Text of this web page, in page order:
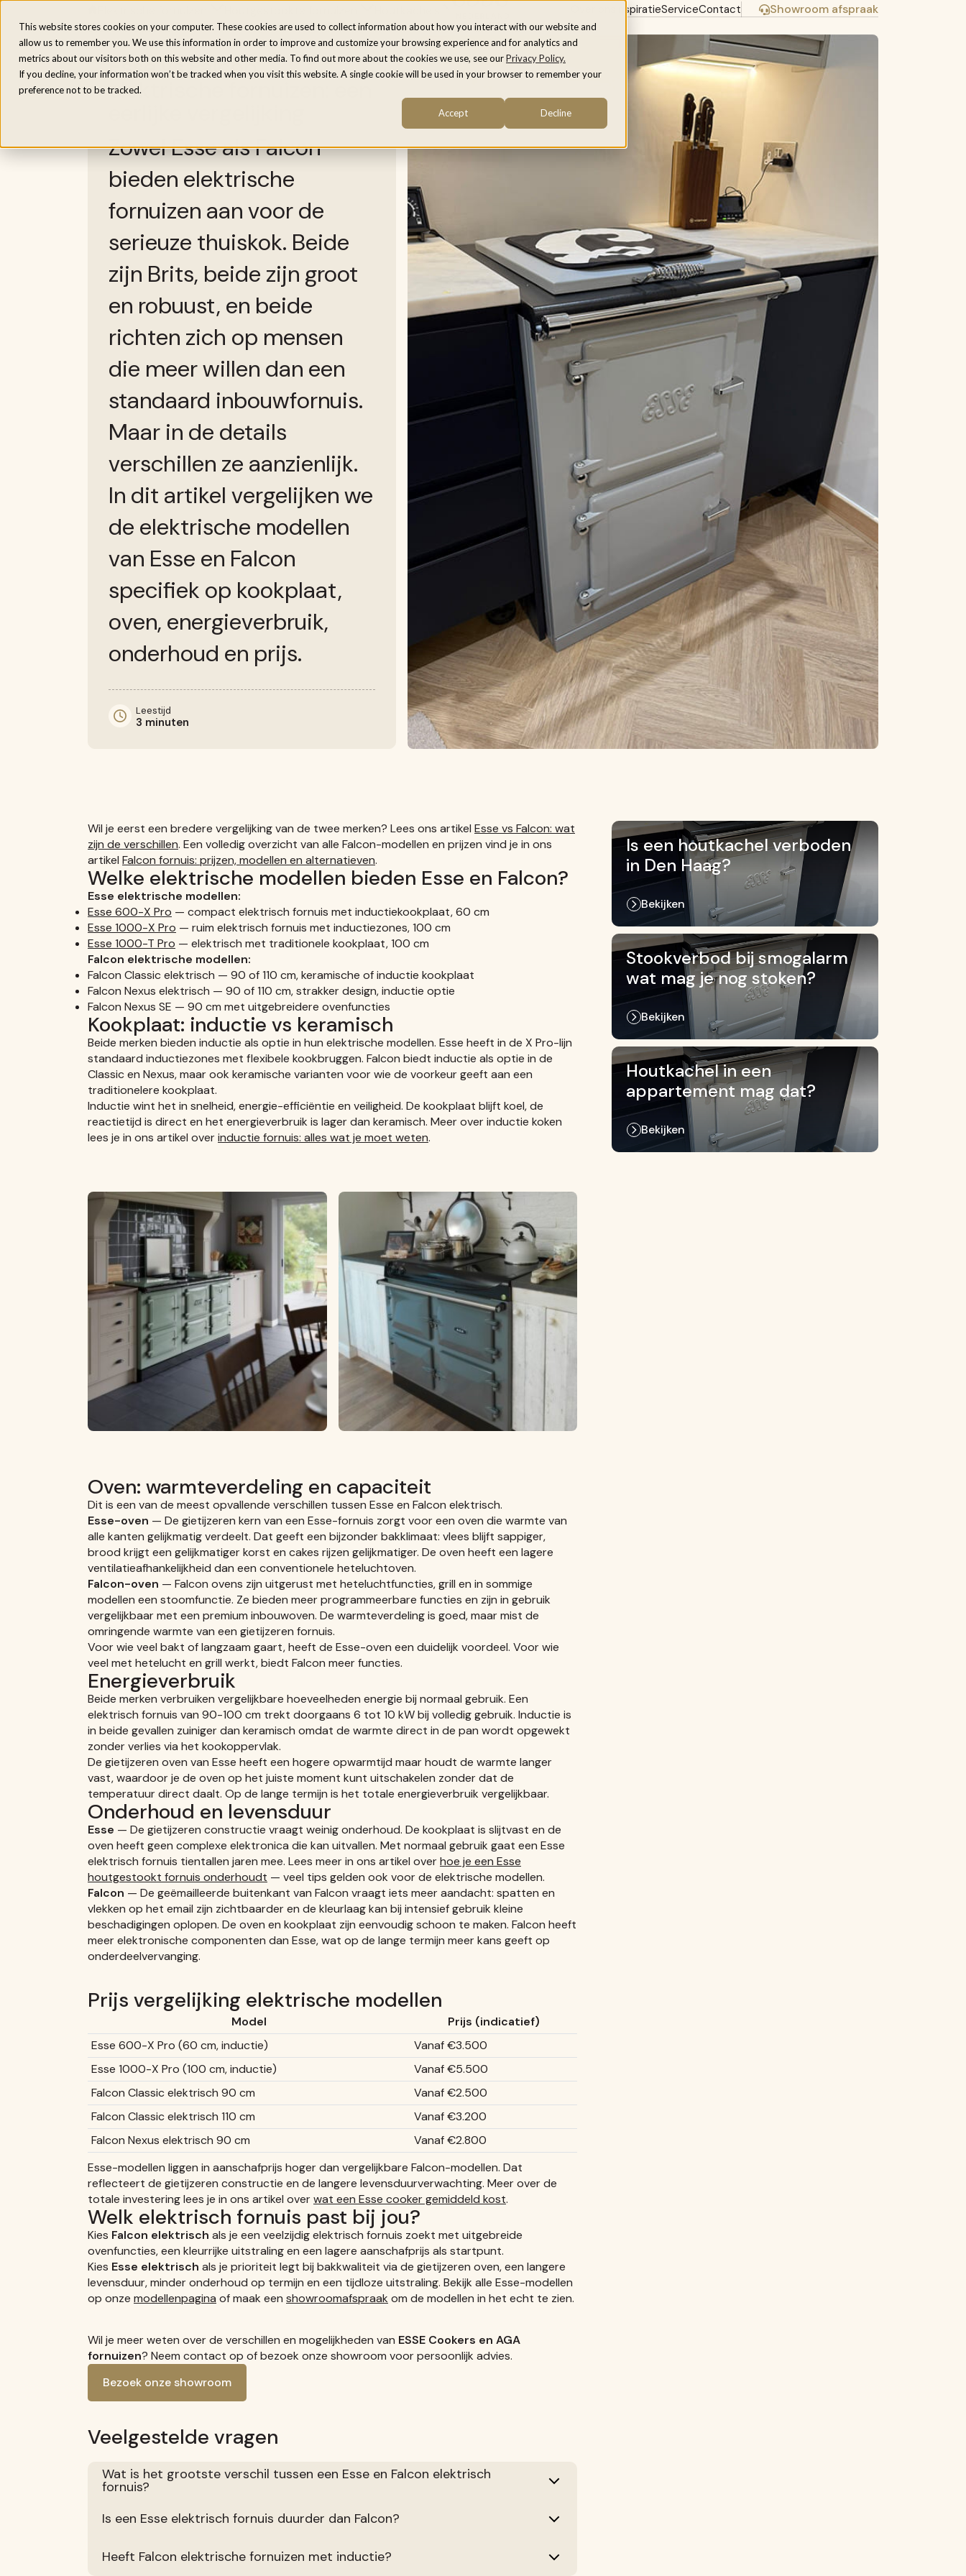
This website stores cookies on your computer. These cookies are used to collect information about how you interact with our website and
allow us to remember you. We use this information in order to improve and customize your browsing experience and for analytics and
metrics about our visitors both on this website and other media. To find out more about the cookies we use, see ourPrivacy Policy.
If you decline, your information won’t be tracked when you visit this website. A single cookie will be used in your browser to remember your
preference not to be tracked.
Accept Decline
InspiratieServiceContact
Showroom afspraak
Home/Inspiratie/Esse vs Falcon elektrische fornuizen: een eerlijke vergelijking
Esse vs Falcon
elektrische fornuizen: een
Zowel Esse als Falcon
bieden elektrische
fornuizen aan voor de
serieuze thuiskok. Beide
zijn Brits, beide zijn groot
en robuust, en beide
richten zich op mensen
die meer willen dan een
standaard inbouwfornuis.
Maar in de details
verschillen ze aanzienlijk.
In dit artikel vergelijken we
de elektrische modellen
van Esse en Falcon
specifiek op kookplaat,
oven, energieverbruik,
onderhoud en prijs.
Leestijd
3 minuten
Dit bericht delen
Wil je eerst een bredere vergelijking van de twee merken? Lees ons artikel Esse vs Falcon: wat
zijn de verschillen. Een volledig overzicht van alle Falcon-modellen en prijzen vind je in ons
artikel Falcon fornuis: prijzen, modellen en alternatieven.
Welke elektrische modellen bieden Esse en Falcon?
Esse elektrische modellen:
Esse 600-X Pro — compact elektrisch fornuis met inductiekookplaat, 60 cm
Esse 1000-X Pro — ruim elektrisch fornuis met inductiezones, 100 cm
Esse 1000-T Pro — elektrisch met traditionele kookplaat, 100 cm
Falcon elektrische modellen:
Falcon Classic elektrisch — 90 of 110 cm, keramische of inductie kookplaat
Falcon Nexus elektrisch — 90 of 110 cm, strakker design, inductie optie
Falcon Nexus SE — 90 cm met uitgebreidere ovenfuncties
Kookplaat: inductie vs keramisch
Beide merken bieden inductie als optie in hun elektrische modellen. Esse heeft in de X Pro-lijn
standaard inductiezones met flexibele kookbruggen. Falcon biedt inductie als optie in de
Classic en Nexus, maar ook keramische varianten voor wie de voorkeur geeft aan een
traditionelere kookplaat.
Inductie wint het in snelheid, energie-efficiëntie en veiligheid. De kookplaat blijft koel, de
reactietijd is direct en het energieverbruik is lager dan keramisch. Meer over inductie koken
lees je in ons artikel overinductie fornuis: alles wat je moet weten.
Oven: warmteverdeling en capaciteit
Dit is een van de meest opvallende verschillen tussen Esse en Falcon elektrisch.
Esse-oven — De gietijzeren kern van een Esse-fornuis zorgt voor een oven die warmte van
alle kanten gelijkmatig verdeelt. Dat geeft een bijzonder bakklimaat: vlees blijft sappiger,
brood krijgt een gelijkmatiger korst en cakes rijzen gelijkmatiger. De oven heeft een lagere
ventilatieafhankelijkheid dan een conventionele heteluchtoven.
Falcon-oven — Falcon ovens zijn uitgerust met heteluchtfuncties, grill en in sommige
modellen een stoomfunctie. Ze bieden meer programmeerbare functies en zijn in gebruik
vergelijkbaar met een premium inbouwoven. De warmteverdeling is goed, maar mist de
omringende warmte van een gietijzeren fornuis.
Voor wie veel bakt of langzaam gaart, heeft de Esse-oven een duidelijk voordeel. Voor wie
veel met hetelucht en grill werkt, biedt Falcon meer functies.
Energieverbruik
Beide merken verbruiken vergelijkbare hoeveelheden energie bij normaal gebruik. Een
elektrisch fornuis van 90-100 cm trekt doorgaans 6 tot 10 kW bij volledig gebruik. Inductie is
in beide gevallen zuiniger dan keramisch omdat de warmte direct in de pan wordt opgewekt
zonder verlies via het kookoppervlak.
De gietijzeren oven van Esse heeft een hogere opwarmtijd maar houdt de warmte langer
vast, waardoor je de oven op het juiste moment kunt uitschakelen zonder dat de
temperatuur direct daalt. Op de lange termijn is het totale energieverbruik vergelijkbaar.
Onderhoud en levensduur
Esse — De gietijzeren constructie vraagt weinig onderhoud. De kookplaat is slijtvast en de
oven heeft geen complexe elektronica die kan uitvallen. Met normaal gebruik gaat een Esse
elektrisch fornuis tientallen jaren mee. Lees meer in ons artikel overhoe je een Esse
houtgestookt fornuis onderhoudt — veel tips gelden ook voor de elektrische modellen.
Falcon — De geëmailleerde buitenkant van Falcon vraagt iets meer aandacht: spatten en
vlekken op het email zijn zichtbaarder en de kleurlaag kan bij intensief gebruik kleine
beschadigingen oplopen. De oven en kookplaat zijn eenvoudig schoon te maken. Falcon heeft
meer elektronische componenten dan Esse, wat op de lange termijn meer kans geeft op
onderdeelvervanging.
Prijs vergelijking elektrische modellen
Model
Prijs (indicatief)
Esse 600-X Pro (60 cm, inductie)
Vanaf €3.500
Esse 1000-X Pro (100 cm, inductie)
Vanaf €5.500
Falcon Classic elektrisch 90 cm
Vanaf €2.500
Falcon Classic elektrisch 110 cm
Vanaf €3.200
Falcon Nexus elektrisch 90 cm
Vanaf €2.800
Esse-modellen liggen in aanschafprijs hoger dan vergelijkbare Falcon-modellen. Dat
reflecteert de gietijzeren constructie en de langere levensduurverwachting. Meer over de
totale investering lees je in ons artikel overwat een Esse cooker gemiddeld kost.
Welk elektrisch fornuis past bij jou?
Kies Falcon elektrisch als je een veelzijdig elektrisch fornuis zoekt met uitgebreide
ovenfuncties, een kleurrijke uitstraling en een lagere aanschafprijs als startpunt.
Kies Esse elektrisch als je prioriteit legt bij bakkwaliteit via de gietijzeren oven, een langere
levensduur, minder onderhoud op termijn en een tijdloze uitstraling. Bekijk alle Esse-modellen
op onze modellenpagina of maak een showroomafspraak om de modellen in het echt te zien.
Wil je meer weten over de verschillen en mogelijkheden van ESSE Cookers en AGA
fornuizen? Neem contact op of bezoek onze showroom voor persoonlijk advies.
Bezoek onze showroom
Veelgestelde vragen
Wat is het grootste verschil tussen een Esse en Falcon elektrisch
fornuis?
Is een Esse elektrisch fornuis duurder dan Falcon?
Heeft Falcon elektrische fornuizen met inductie?
Is een houtkachel verboden
in Den Haag?
Bekijken
Stookverbod bij smogalarm
wat mag je nog stoken?
Bekijken
Houtkachel in een
appartement mag dat?
Bekijken